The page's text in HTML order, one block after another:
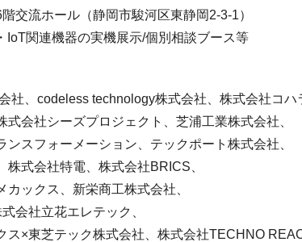
交流ホール（静岡市駿河区東静岡2-3-1）
IoT関連機器の実機展示/個別相談ブース等
社、codeless technology株式会社、株式会社コハ
式会社シーズプロジェクト、芝浦工業株式会社、
ンスフォーメーション、テックポート株式会社、
株式会社特電、株式会社BRICS、
カックス、新栄商工株式会社、
会社立花エレテック、
ス×東芝テック株式会社、株式会社TECHNO